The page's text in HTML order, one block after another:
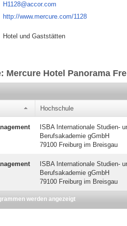
H1128@accor.com
http://www.mercure.com/1128
Hotel und Gaststätten
Mercure Hotel Panorama
Hochschule
ISBA Internationale Studien-
Berufsakademie gGmbH
79100 Freiburg im Breisgau
ISBA Internationale Studien-
Berufsakademie gGmbH
79100 Freiburg im Breisgau
werden angezeigt